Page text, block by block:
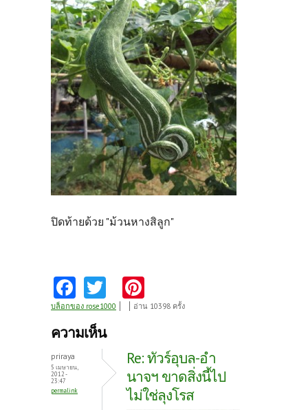
ปิดท้ายด้วย "ม้วนหางสิลูก"
Fa
ce
b
o
k
w
itt
nt
es
t
บล็อกของ rose1000 อ่าน 10398 ครั้ง
ความเห็น
priraya
5 เมษายน,
2012 -
23:47
permalink
Re: ทัวร์อุบล-อำ
นาจฯ ขาดสิ่งนี้ไป
ไม่ใช่ลุงโรส